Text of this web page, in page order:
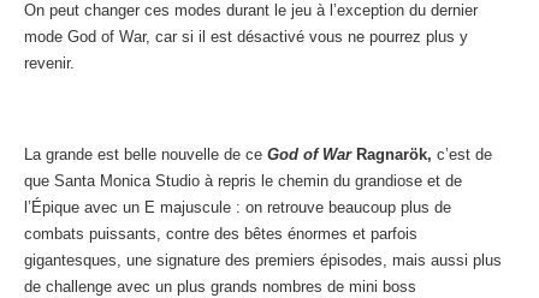
On peut changer ces modes durant le jeu à l’exception du dernier
mode God of War, car si il est désactivé vous ne pourrez plus y
revenir.
La grande est belle nouvelle de ce God of War Ragnarök, c’est de
que Santa Monica Studio à repris le chemin du grandiose et de
l’Épique avec un E majuscule : on retrouve beaucoup plus de
combats puissants, contre des bêtes énormes et parfois
gigantesques, une signature des premiers épisodes, mais aussi plus
de challenge avec un plus grands nombres de mini boss